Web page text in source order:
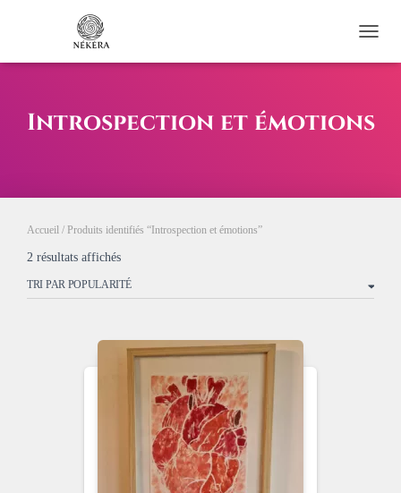
Introspection et émotions
Accueil / Produits identifiés “Introspection et émotions”
2 résultats affichésTrié
par
popularité